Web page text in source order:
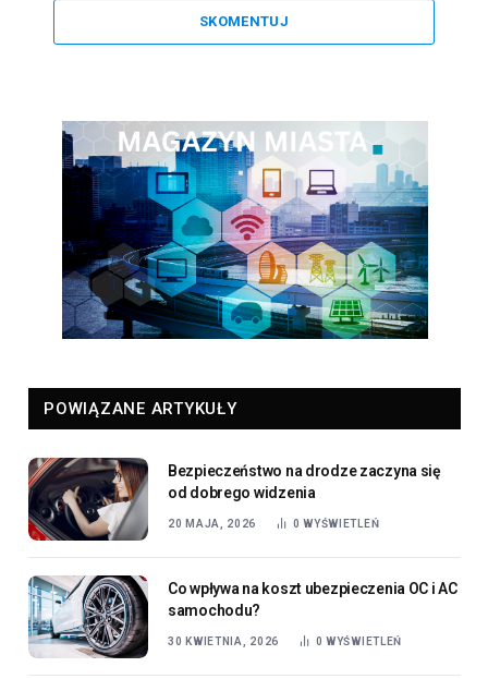
SKOMENTUJ
POWIĄZANE ARTYKUŁY
Bezpieczeństwo na drodze zaczyna się
od dobrego widzenia
20 MAJA, 2026 0WYŚWIETLEŃ
Co wpływa na koszt ubezpieczenia OC i AC
samochodu?
30 KWIETNIA, 2026 0WYŚWIETLEŃ